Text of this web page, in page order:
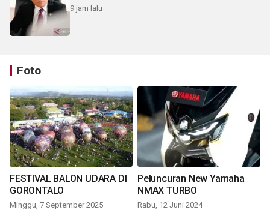
9 jam lalu
Foto
FESTIVAL BALON UDARA DI
GORONTALO
Minggu, 7 September 2025
Peluncuran New Yamaha
NMAX TURBO
Rabu, 12 Juni 2024